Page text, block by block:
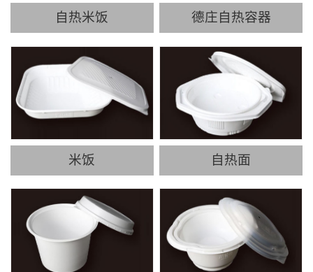
自热米饭 德庄自热容器
米饭 自热面